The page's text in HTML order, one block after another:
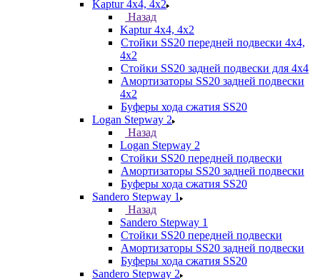
Kaptur 4х4, 4х2
Назад
Kaptur 4х4, 4х2
Стойки SS20 передней подвески 4х4,
4x2
Стойки SS20 задней подвески для 4х4
Амортизаторы SS20 задней подвески
4х2
Буферы хода сжатия SS20
Logan Stepway 2
Назад
Logan Stepway 2
Стойки SS20 передней подвески
Амортизаторы SS20 задней подвески
Буферы хода сжатия SS20
Sandero Stepway 1
Назад
Sandero Stepway 1
Стойки SS20 передней подвески
Амортизаторы SS20 задней подвески
Буферы хода сжатия SS20
Sandero Stepway 2